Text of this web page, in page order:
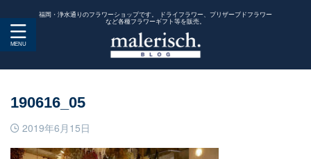
福岡・浄水通りのフラワーショップです。 ドライフラワー、プリザーブドフラワー
など各種フラワーギフト等を販売。
190616_05
2019年6月15日